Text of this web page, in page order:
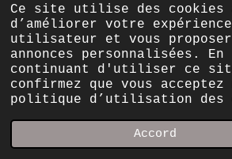
Ce site utilise des cookies
d’améliorer votre expérience
utilisateur et vous proposer
annonces personnalisées. En
continuant d'utiliser ce
confirmez que vous acceptez
politique d’utilisation des
Accord